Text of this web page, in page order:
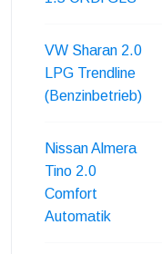
VW Sharan 2.0
LPG Trendline
(Benzinbetrieb)
Nissan Almera
Tino 2.0
Comfort
Automatik